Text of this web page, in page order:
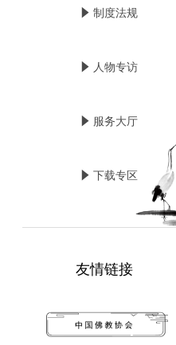
념 制度法规
념 人物专访
념 服务大厅
념 下载专区
友情链接